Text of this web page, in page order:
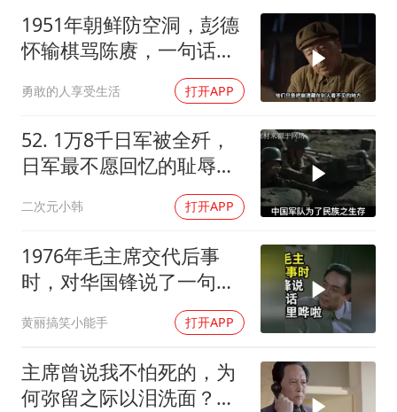
1951年朝鲜防空洞，彭德
怀输棋骂陈赓，一句话逗
勇敢的人享受生活 打开APP
52. 1万8千日军被全歼，
日军最不愿回忆的耻辱之
二次元小韩 打开APP
1976年毛主席交代后事
时，对华国锋说了一句
话，大家哭得稀里哗啦
黄丽搞笑小能手 打开APP
主席曾说我不怕死的，为
何弥留之际以泪洗面？临